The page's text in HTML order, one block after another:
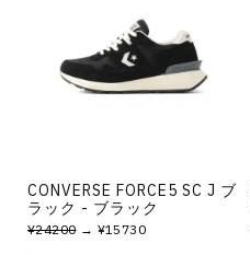
CONVERSE FORCE5 SC J ブ
ラック - ブラック
¥24200→ ¥15730